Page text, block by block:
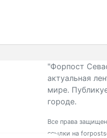
"Форпост
актуальная
мире.
городе.
Все права
ссылки на